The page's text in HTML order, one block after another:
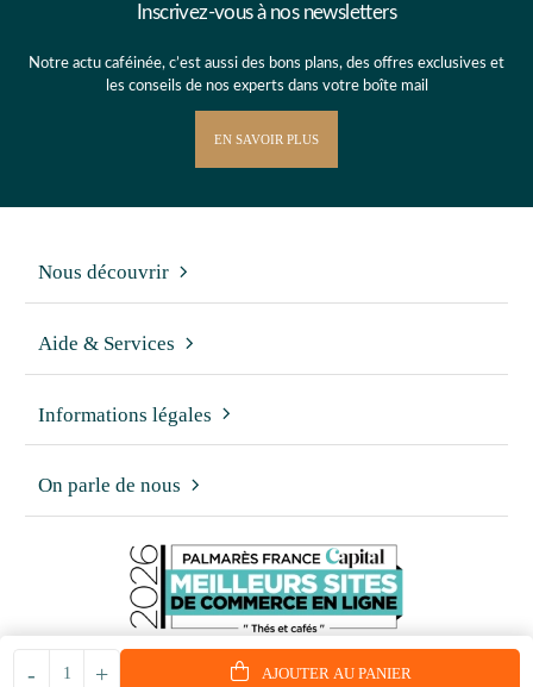
+
- AJOUTER AU PANIER
Inscrivez-vous à nos newsletters
Notre actu caféinée, c’est aussi des bons plans, des offres exclusives et
les conseils de nos experts dans votre boîte mail
EN SAVOIR PLUS
Nous découvrir
Aide & Services
Informations légales
On parle de nous
© 2006 - 2026 - Reproduction interdite